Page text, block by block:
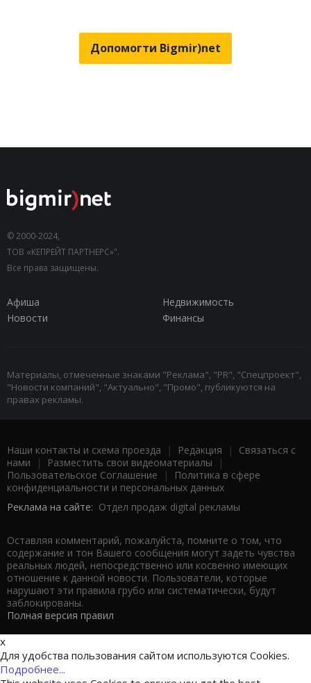
Допомогти Bigmir)net
© 2000-2024,
ТОВ «КЕПРЕЙТ ПАРТНЕРС»".
Все права защищены.
Афиша
Недвижимость
Новости
Финансы
Материалы, отмеченные знаками "Реклама", "PR", "Спецпроект",
"Новости компаний", "Актуально", "Промо", публикуются на
правах рекламы.
Наши контакты и схема проезда | Редакция | Связаться с
нами | Разместить свои видеоматериалы |
Пользовательское Соглашение |
Политика в сфере
конфиденциальности и персональных данных
Реклама на сайте: Отдел продаж digital рекламы
Оставляя комментарий, пожалуйста, помните о том, что
содержание и тон Вашего сообщения могут задеть чувства
реальных людей, непосредственно или косвенно имеющих
отношение к данной новости. Пользователи, которые
нарушают эти правила грубо или систематически, будут
заблокированы.
Полная версия правил
x
Для удобства пользования сайтом используются Cookies.
Подробнее...